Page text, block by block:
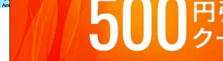
該当する商品は見つかりません